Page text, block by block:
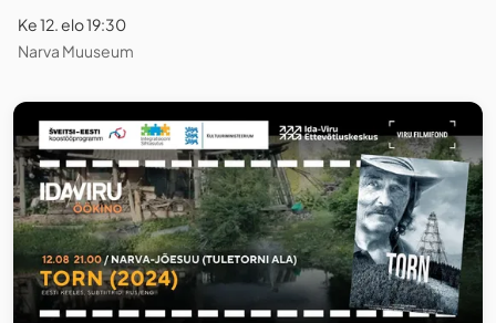
Ke 12. elo 19:30
Narva Muuseum